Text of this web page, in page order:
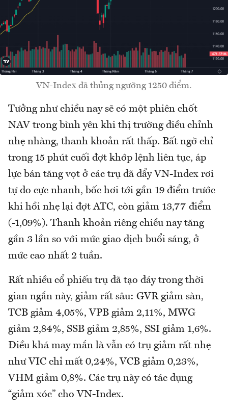
VN-Index đã thủng ngưỡng 1250 điểm.
Tưởng như chiều nay sẽ có một phiên chốt
NAV trong bình yên khi thị trường điều chỉnh
nhẹ nhàng, thanh khoản rất thấp. Bất ngờ chỉ
trong 15 phút cuối đợt khớp lệnh liên tục, áp
lực bán tăng vọt ở các trụ đã đẩy VN-Index rơi
tự do cực nhanh, bốc hơi tới gần 19 điểm trước
khi hồi nhẹ lại đợt ATC, còn giảm 13,77 điểm
(-1,09%). Thanh khoản riêng chiều nay tăng
gần 3 lần so với mức giao dịch buổi sáng, ở
mức cao nhất 2 tuần.
Rất nhiều cổ phiếu trụ đã tạo đáy trong thời
gian ngắn này, giảm rất sâu: GVR giảm sàn,
TCB giảm 4,05%, VPB giảm 2,11%, MWG
giảm 2,84%, SSB giảm 2,85%, SSI giảm 1,6%.
Điều khá may mắn là vẫn có trụ giảm rất nhẹ
như VIC chỉ mất 0,24%, VCB giảm 0,23%,
VHM giảm 0,8%. Các trụ này có tác dụng
“giảm xóc” cho VN-Index.